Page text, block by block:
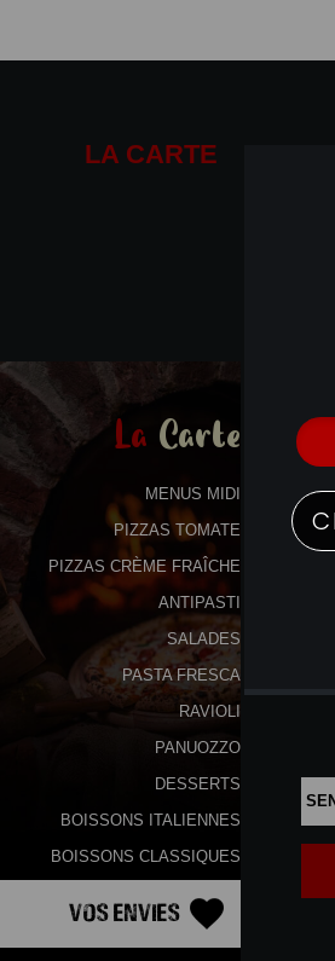
LA CARTE
La Carte
MENUS MIDI
PIZZAS TOMATE
PIZZAS CRÈME FRAÎCHE
ANTIPASTI
SALADES
PASTA FRESCA
RAVIOLI
PANUOZZO
DESSERTS
BOISSONS ITALIENNES
BOISSONS CLASSIQUES
Vos Envies